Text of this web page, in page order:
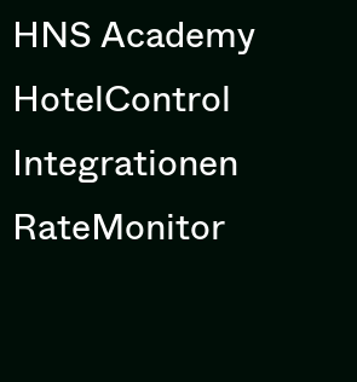
HNS Academy
HotelControl
Integrationen
RateMonitor